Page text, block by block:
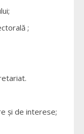
;
şi de interese;